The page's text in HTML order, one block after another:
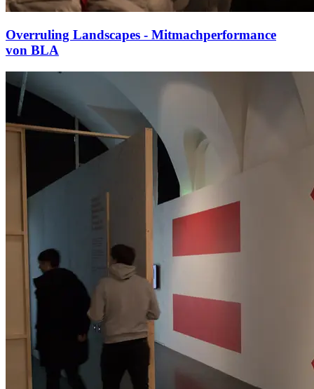
Overruling Landscapes - Mitmachperformance
von BLA